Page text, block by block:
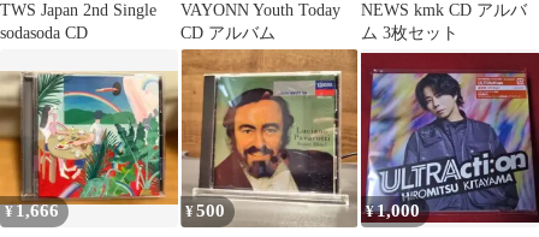
TWS Japan 2nd Single
sodasoda CD
VAYONN Youth Today
CD アルバム
NEWS kmk CD アルバ
ム 3枚セット
¥1,666 ¥500 ¥1,000